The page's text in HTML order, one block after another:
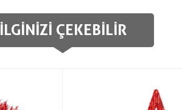
İLGINIZI ÇEKEBILIR